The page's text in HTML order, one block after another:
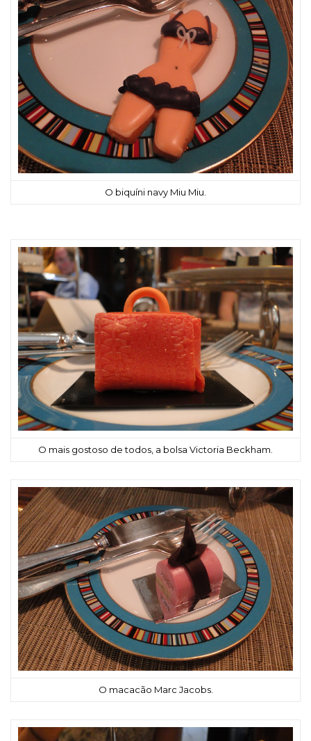
O biquíni navy Miu Miu.
O mais gostoso de todos, a bolsa Victoria Beckham.
O macacão Marc Jacobs.